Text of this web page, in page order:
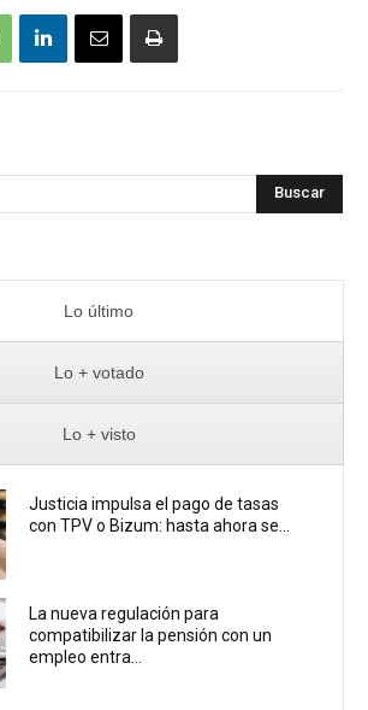
Buscar
Lo último
Lo + votado
Lo + visto
Justicia impulsa el pago de tasas
con TPV o Bizum: hasta ahora se...
La nueva regulación para
compatibilizar la pensión con un
empleo entra...